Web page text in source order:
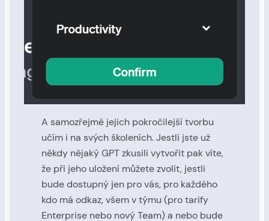
A samozřejmě jejich pokročilejší tvorbu
učím i na svých školeních. Jestli jste už
někdy nějaký GPT zkusili vytvořit pak víte,
že při jeho uložení můžete zvolit, jestli
bude dostupný jen pro vás, pro každého
kdo má odkaz, všem v týmu (pro tarify
Enterprise nebo nový Team) a nebo bude